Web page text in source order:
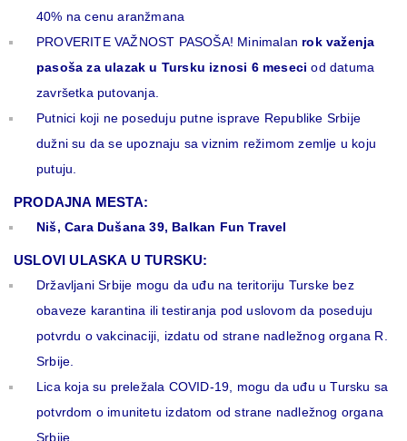
40% na cenu aranžmana
PROVERITE VAŽNOST PASOŠA! Minimalan rok važenja
pasoša za ulazak u Tursku iznosi 6 meseciod datuma
završetka putovanja.
Putnici koji ne poseduju putne isprave Republike Srbije
dužni su da se upoznaju sa viznim režimom zemlje u koju
putuju.
PRODAJNA MESTA:
Niš, Cara Dušana 39, Balkan Fun Travel
USLOVI ULASKA U TURSKU:
Državljani Srbije mogu da uđu na teritoriju Turske bez
obaveze karantina ili testiranja pod uslovom da poseduju
potvrdu o vakcinaciji, izdatu od strane nadležnog organa R.
Srbije.
Lica koja su preležala COVID-19, mogu da uđu u Tursku sa
potvrdom o imunitetu izdatom od strane nadležnog organa
Srbije.